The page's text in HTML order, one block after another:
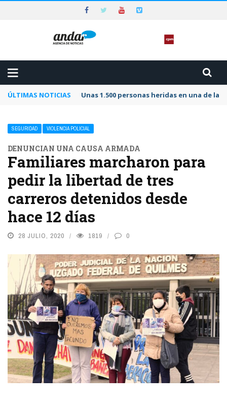
ÚLTIMAS NOTICIAS Unas 1.500 personas heridas en una de
SEGURIDAD VIOLENCIA POLICIAL
DENUNCIAN UNA CAUSA ARMADA
Familiares marcharon para
pedir la libertad de tres
carreros detenidos desde
hace 12 días
28 JULIO, 2020 1819 0